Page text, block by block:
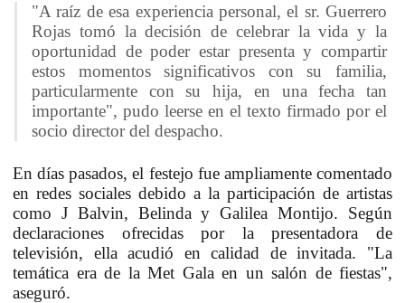
"A raíz de esa experiencia personal, el sr. Guerrero
Rojas tomó la decisión de celebrar la vida y la
oportunidad de poder estar presenta y compartir
estos momentos significativos con su familia,
particularmente con su hija, en una fecha tan
importante", pudo leerse en el texto firmado por el
socio director del despacho.
En días pasados, el festejo fue ampliamente comentado
en redes sociales debido a la participación de artistas
como J Balvin, Belinda y Galilea Montijo. Según
declaraciones ofrecidas por la presentadora de
televisión, ella acudió en calidad de invitada. "La
temática era de la Met Gala en un salón de fiestas",
aseguró.